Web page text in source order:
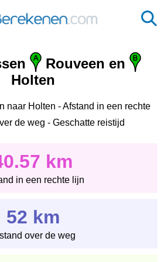
Rouveen en
Holten
naar Holten - Afstand in een rechte
de weg - Geschatte reistijd
km
in een rechte lijn
52 km
over de weg